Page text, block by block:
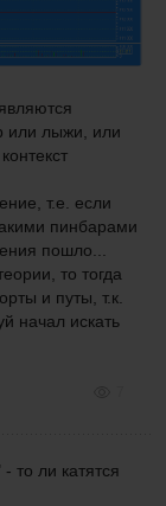
или лыжи, или
т.е. если
пинбарами
пошло...
то тогда
и путы, т.к.
начал искать
то ли катятся